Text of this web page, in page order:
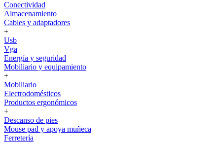
Conectividad
Almacenamiento
Cables y adaptadores
+
Usb
Vga
Energía y seguridad
Mobiliario y equipamiento
+
Mobiliario
Electrodomésticos
Productos ergonómicos
+
Descanso de pies
Mouse pad y apoya muñeca
Ferretería